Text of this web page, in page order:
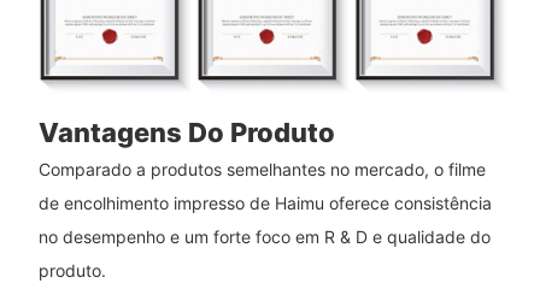
Vantagens Do Produto
Comparado a produtos semelhantes no mercado, o filme
de encolhimento impresso de Haimu oferece consistência
no desempenho e um forte foco em R & D e qualidade do
produto.